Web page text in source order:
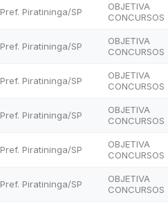
Pref. Piratininga/SP
OBJETIVA
CONCURSOS
Pref. Piratininga/SP
OBJETIVA
CONCURSOS
Pref. Piratininga/SP
OBJETIVA
CONCURSOS
Pref. Piratininga/SP
OBJETIVA
CONCURSOS
Pref. Piratininga/SP
OBJETIVA
CONCURSOS
Pref. Piratininga/SP
OBJETIVA
CONCURSOS